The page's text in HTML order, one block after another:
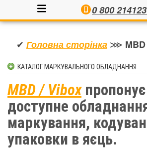
0 800
✔ Головна сторінка ⋙
КАТАЛОГ МАРКУВАЛЬНОГО ОБЛАДНАННЯ
АПЛІКАТОРИ ЕТИКЕТОК АВТОМАТИЧНІ
АПЛІКАТОРИ ЕТИКЕТОК
ПРИНТЕРИ-АПЛІКАТОРИ САМОКЛЕЮЧИХ
ЛАЗЕРНІ МАРКУВАЛЬНИКИ
КОНТАКТИ
MBD / Viboxпропонує
доступне
маркування,
упаковки в яєць.